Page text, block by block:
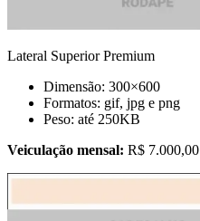
Lateral Superior Premium
Dimensão: 300×600
Formatos: gif, jpg e png
Peso: até 250KB
Veiculação mensal: R$ 7.000,00